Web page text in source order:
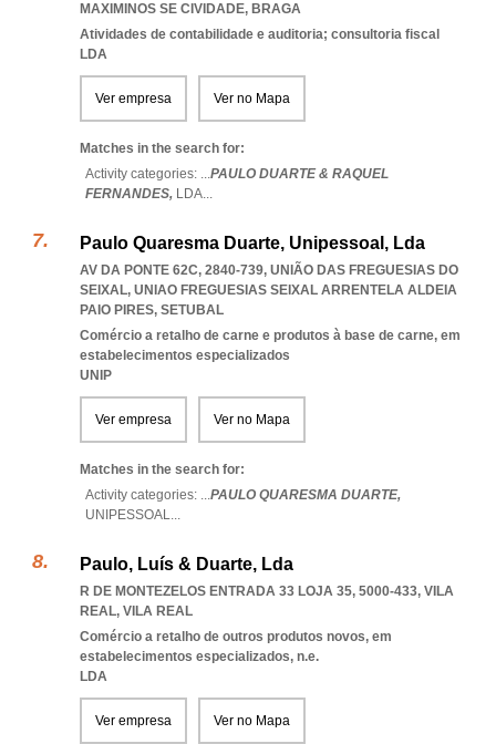
MAXIMINOS SE CIVIDADE, BRAGA
Atividades de contabilidade e auditoria; consultoria fiscal
LDA
Ver empresa Ver no Mapa
Matches in the search for:
Activity categories: ...PAULO DUARTE & RAQUEL
FERNANDES, LDA...
Paulo Quaresma Duarte, Unipessoal, Lda
AV DA PONTE 62C, 2840-739, UNIÃO DAS FREGUESIAS DO
SEIXAL, UNIAO FREGUESIAS SEIXAL ARRENTELA ALDEIA
PAIO PIRES, SETUBAL
Comércio a retalho de carne e produtos à base de carne, em
estabelecimentos especializados
UNIP
Ver empresa Ver no Mapa
Matches in the search for:
Activity categories: ...PAULO QUARESMA DUARTE,
UNIPESSOAL...
Paulo, Luís & Duarte, Lda
R DE MONTEZELOS ENTRADA 33 LOJA 35, 5000-433, VILA
REAL, VILA REAL
Comércio a retalho de outros produtos novos, em
estabelecimentos especializados, n.e.
LDA
Ver empresa Ver no Mapa